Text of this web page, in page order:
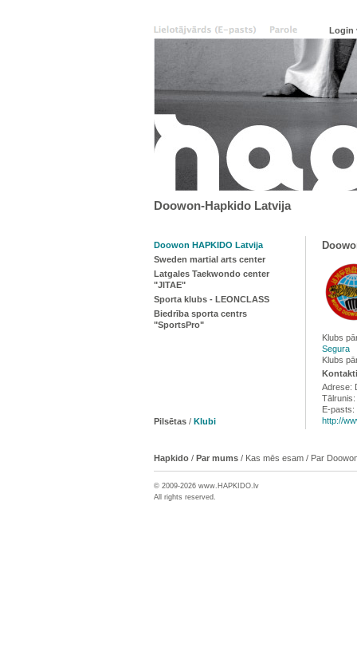
Doowon-Hapkido Latvija
Doowon HAPKIDO Latvija
Sweden martial arts center
Latgales Taekwondo center
"JITAE"
Sporta klubs - LEONCLASS
Biedrība sporta centrs
"SportsPro"
Klubs
Segura
Klubs
Adrese:
Tālrunis:
E-pasts:
http://
Pilsētas / Klubi
Hapkido / Par mums / Kas mēs esam / Par
© 2009-2026 www. HAPKIDO.lv
All rights reserved.